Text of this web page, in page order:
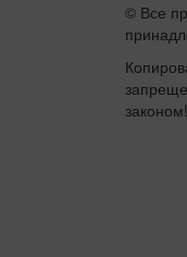
© Все
законом!